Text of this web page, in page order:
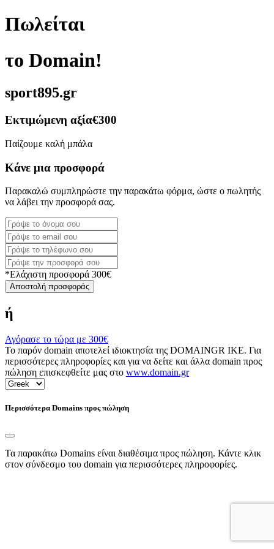
Πωλείται
το Domain!
sport895.gr
Εκτιμώμενη αξία€300
Παίζουμε καλή μπάλα
Κάνε μια προσφορά
Παρακαλώ συμπληρώστε την παρακάτω φόρμα, ώστε ο πωλητής
να λάβει την προσφορά σας.
*Ελάχιστη προσφορά 300€
Αποστολή προσφοράς
ή
Αγόρασε το τώρα με 300€
Το παρόν domain αποτελεί ιδιοκτησία της DOMAINGR ΙΚΕ. Για
περισσότερες πληροφορίες και για να δείτε και άλλα domain προς
πώληση επισκεφθείτε μας στο www.domain.gr
Περισσότερα Domains προς πώληση
Τα παρακάτω Domains είναι διαθέσιμα προς πώληση. Κάντε κλικ
στον σύνδεσμο του domain για περισσότερες πληροφορίες.